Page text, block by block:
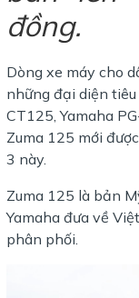
đồng.
Dòng xe máy cho
những đại diện tiêu
CT125, Yamaha
Zuma 125 mới
3 này.
Zuma 125 là bản
Yamaha đưa về
phân phối.